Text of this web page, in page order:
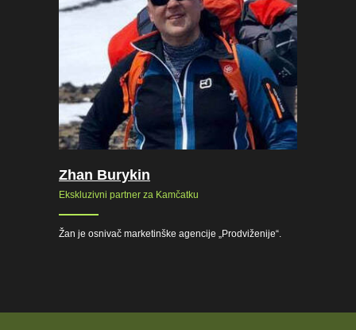
Zhan Burykin
Ekskluzivni partner za Kamčatku
Žan je osnivač marketinške agencije „Prodviženije“.